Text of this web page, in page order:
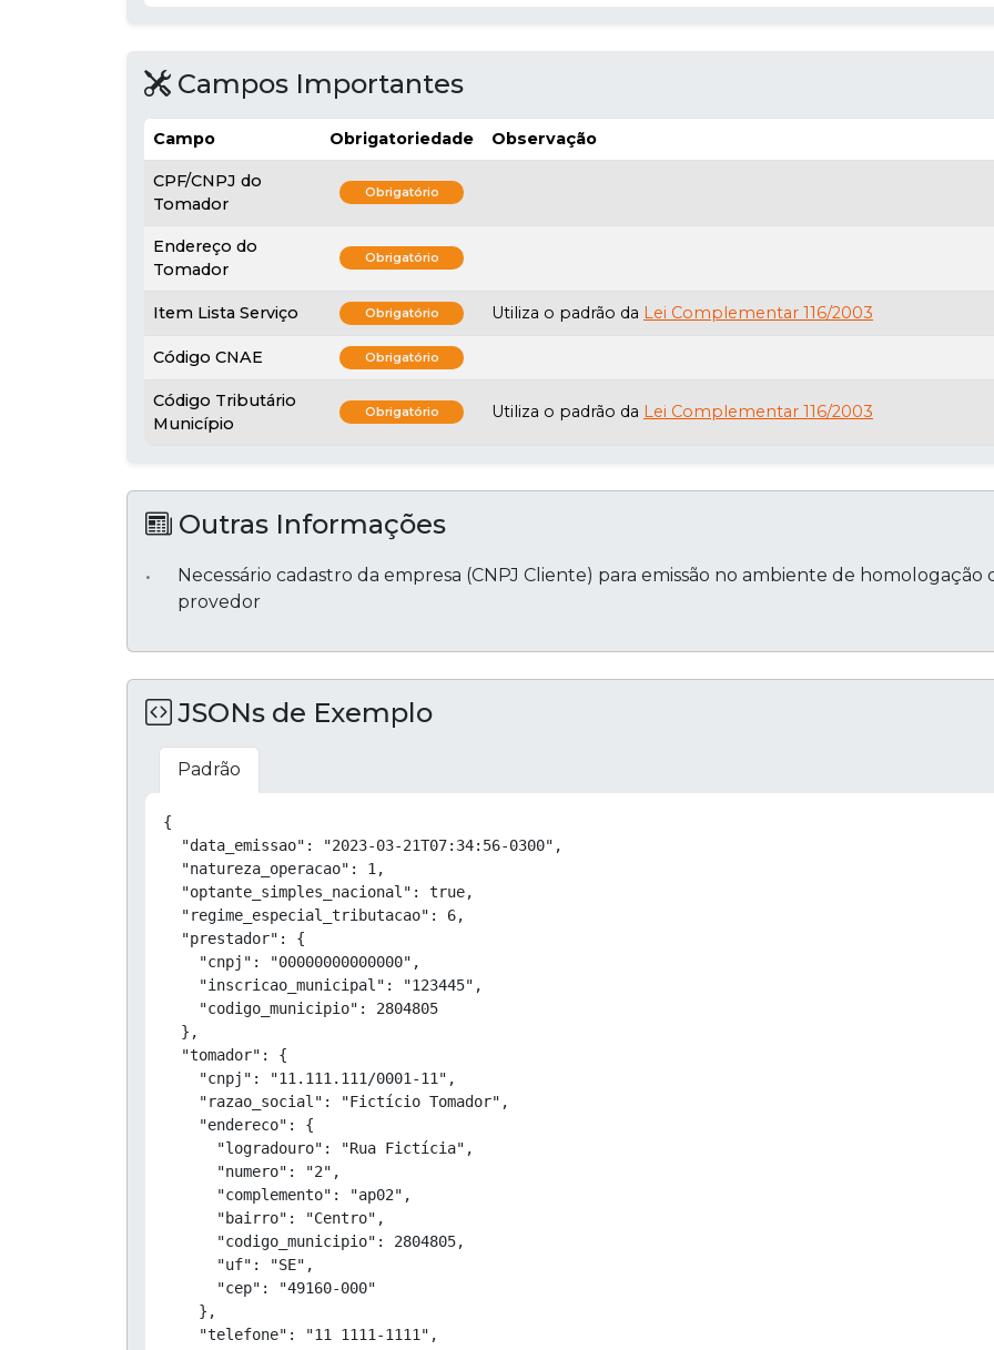
Campos Importantes
Campo Obrigatoriedade Observação
CPF/CNPJ do
Tomador
Obrigatório
Endereço do
Tomador
Obrigatório
Item Lista Serviço Obrigatório Utiliza o padrão da Lei Complementar 116/2003
Código CNAE Obrigatório
Código Tributário
Município
Obrigatório Utiliza o padrão da Lei Complementar 116/2003
Outras Informações
Necessário cadastro da empresa (CNPJ Cliente) para emissão no ambiente de homologação
provedor
JSONs de Exemplo
Padrão
{
  "data_emissao": "2023-03-21T07:34:56-0300",
  "natureza_operacao": 1,
  "optante_simples_nacional": true,
  "regime_especial_tributacao": 6,
  "prestador": {
    "cnpj": "00000000000000",
    "inscricao_municipal": "123445",
    "codigo_municipio": 2804805
  },
  "tomador": {
    "cnpj": "11.111.111/0001-11",
    "razao_social": "Fictício Tomador",
    "endereco": {
      "logradouro": "Rua Fictícia",
      "numero": "2",
      "complemento": "ap02",
      "bairro": "Centro",
      "codigo_municipio": 2804805,
      "uf": "SE",
      "cep": "49160-000"
    },
    "telefone": "11 1111-1111",